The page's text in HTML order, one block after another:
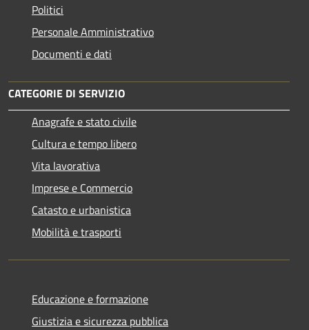
Politici
Personale Amministrativo
Documenti e dati
CATEGORIE DI SERVIZIO
Anagrafe e stato civile
Cultura e tempo libero
Vita lavorativa
Imprese e Commercio
Catasto e urbanistica
Mobilità e trasporti
Educazione e formazione
Giustizia e sicurezza pubblica